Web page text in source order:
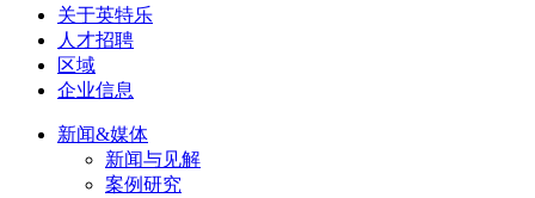
关于英特乐
人才招聘
区域
企业信息
新闻&媒体
新闻与见解
案例研究